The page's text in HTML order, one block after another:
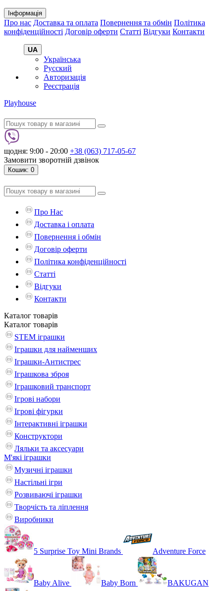
Інформація
Про нас Доставка та оплата Повернення та обмін Політика
конфіденційності Договір оферти Статті Відгуки Контакти
UA
Українська
Русский
Авторизація
Реєстрація
Playhouse
щодня: 9:00 - 20:00 +38 (063) 717-05-67
Замовити зворотній дзвінок
Кошик: 0
Про Нас
Доставка і оплата
Повернення і обмін
Договір оферти
Політика конфіденційності
Статті
Відгуки
Контакти
Каталог товарів
Каталог товарів
STEM іграшки
Іграшки для найменших
Іграшки-Антистрес
Іграшкова зброя
Іграшковий транспорт
Ігрові набори
Ігрові фігурки
Інтерактивні іграшки
Конструктори
Ляльки та аксесуари
М'які іграшки
Музичні іграшки
Настільні iгри
Розвиваючі іграшки
Творчість та ліплення
Виробники
5 Surprise Toy Mini Brands Adventure Force
Baby Alive Baby Born BAKUGAN